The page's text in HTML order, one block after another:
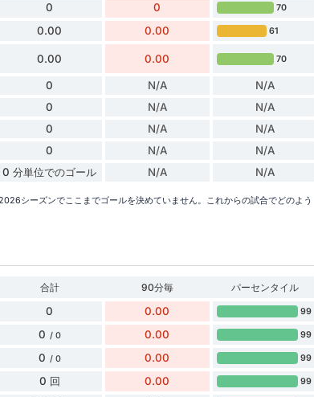
0 0 70
0.00 0.00 61
0.00 0.00 70
0 N/A N/A
0 N/A N/A
0 N/A N/A
0 N/A N/A
0 分単位でのゴール N/A N/A
シーズンでここまでゴールを決めていません。これからの試合でどのよう
合計 90分毎
パーセンタイル
0 0.00 99
0 / 0 0.00 99
0 / 0 0.00 99
0 回 0.00 99